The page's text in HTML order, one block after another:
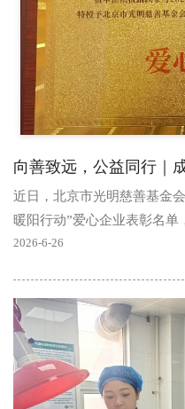
近日，北京市光明慈善基金
暖阳行动”爱心企业表彰名
凭借长期深耕公益帮扶、主
2026-6-26